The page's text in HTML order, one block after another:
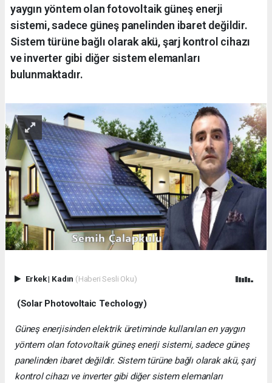
yaygın yöntem olan fotovoltaik güneş enerji
sistemi, sadece güneş panelinden ibaret değildir.
Sistem türüne bağlı olarak akü, şarj kontrol cihazı
ve inverter gibi diğer sistem elemanları
bulunmaktadır.
Erkek| Kadın (Haberi Sesli Oku)
(Solar Photovoltaic Techology)
Güneş enerjisinden elektrik üretiminde kullanılan en yaygın
yöntem olan fotovoltaik güneş enerji sistemi, sadece güneş
panelinden ibaret değildir. Sistem türüne bağlı olarak akü, şarj
kontrol cihazı ve inverter gibi diğer sistem elemanları